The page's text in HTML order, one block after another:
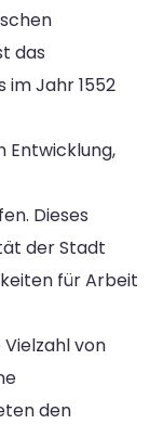
das
im Jahr 1552
Entwicklung,
Dieses
der Stadt
für Arbeit
von
den